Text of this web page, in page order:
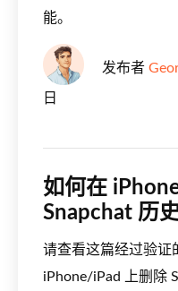
能。
发布者
日
如何在
Snapchat 历
请查看这篇经过验证
iPhone/iPad 上删除